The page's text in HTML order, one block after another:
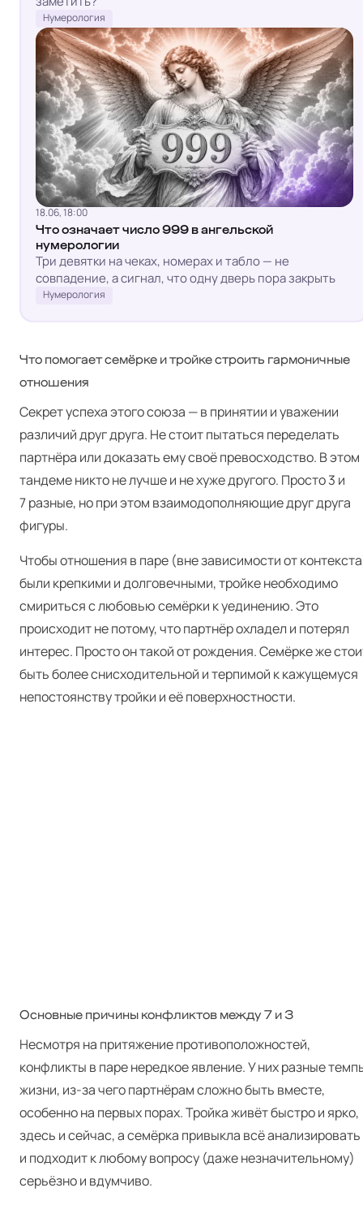
Нумерология
18.06, 18:00
Что означает число 999 в ангельской
нумерологии
Три девятки на чеках, номерах и табло — не
совпадение, а сигнал, что одну дверь пора закрыть
Нумерология
Что помогает семёрке и тройке строить гармоничные
отношения
Секрет успеха этого союза — в принятии и уважении
различий друг друга. Не стоит пытаться переделать
партнёра или доказать ему своё превосходство. В этом
тандеме никто не лучше и не хуже другого. Просто 3 и
7 разные, но при этом взаимодополняющие друг друга
фигуры.
Чтобы отношения в паре (вне зависимости от
были крепкими и долговечными, тройке необходимо
смириться с любовью семёрки к уединению. Это
происходит не потому, что партнёр охладел и потерял
интерес. Просто он такой от рождения. Семёрке же
быть более снисходительной и терпимой к кажущемуся
непостоянству тройки и её поверхностности.
Основные причины конфликтов между 7 и 3
Несмотря на притяжение противоположностей,
конфликты в паре нередкое явление. У них разные
жизни, из-за чего партнёрам сложно быть вместе,
особенно на первых порах. Тройка живёт быстро и ярко,
здесь и сейчас, а семёрка привыкла всё анализировать
и подходит к любому вопросу (даже незначительному)
серьёзно и вдумчиво.